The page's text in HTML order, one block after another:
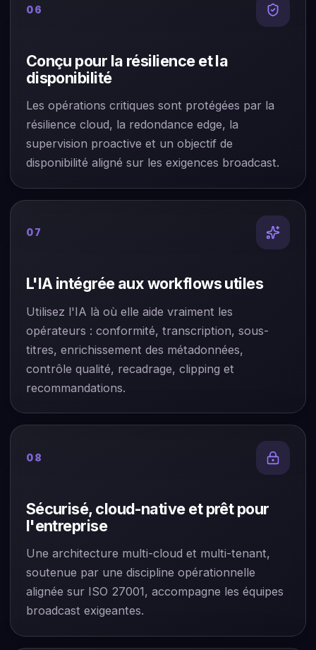
06
Conçu pour la résilience et la
disponibilité
Les opérations critiques sont protégées par la
résilience cloud, la redondance edge, la
supervision proactive et un objectif de
disponibilité aligné sur les exigences broadcast.
07
L'IA intégrée aux workflows utiles
Utilisez l'IA là où elle aide vraiment les
opérateurs : conformité, transcription, sous-
titres, enrichissement des métadonnées,
contrôle qualité, recadrage, clipping et
recommandations.
08
Sécurisé, cloud-native et prêt pour
l'entreprise
Une architecture multi-cloud et multi-tenant,
soutenue par une discipline opérationnelle
alignée sur ISO 27001, accompagne les équipes
broadcast exigeantes.